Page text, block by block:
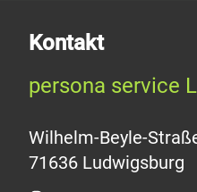
Kontakt
persona service
Wilhelm-Beyle-